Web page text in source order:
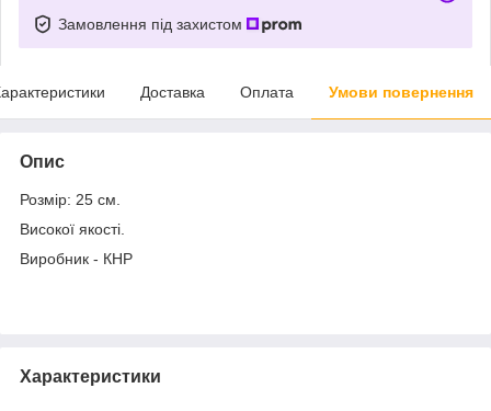
Замовлення під захистом
Доставка Оплата Умови повернення
Опис
Розмір: 25 см.
Високої якості.
Виробник - КНР
Характеристики